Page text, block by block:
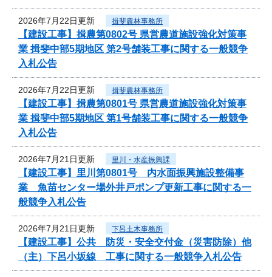
2026年7月22日更新 揖斐農林事務所
【建設工事】揖農第0802号 県営農道施設強化対策事
業 揖斐中部5期地区 第2号舗装工事に関する一般競争
入札公告
2026年7月22日更新 揖斐農林事務所
【建設工事】揖農第0801号 県営農道施設強化対策事
業 揖斐中部5期地区 第1号舗装工事に関する一般競争
入札公告
2026年7月21日更新 里川・水産振興課
【建設工事】里川第0801号 内水面振興施設整備事
業 魚苗センター場外井戸ポンプ更新工事に関する一
般競争入札公告
2026年7月21日更新 下呂土木事務所
【建設工事】公共 防災・安全交付金（災害防除）他
（主）下呂小坂線 工事に関する一般競争入札公告